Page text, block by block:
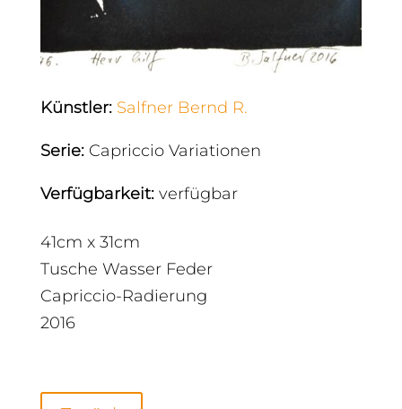
Künstler: Salfner Bernd R.
Serie: Capriccio Variationen
Verfügbarkeit: verfügbar
41cm x 31cm
Tusche Wasser Feder
Capriccio-Radierung
2016